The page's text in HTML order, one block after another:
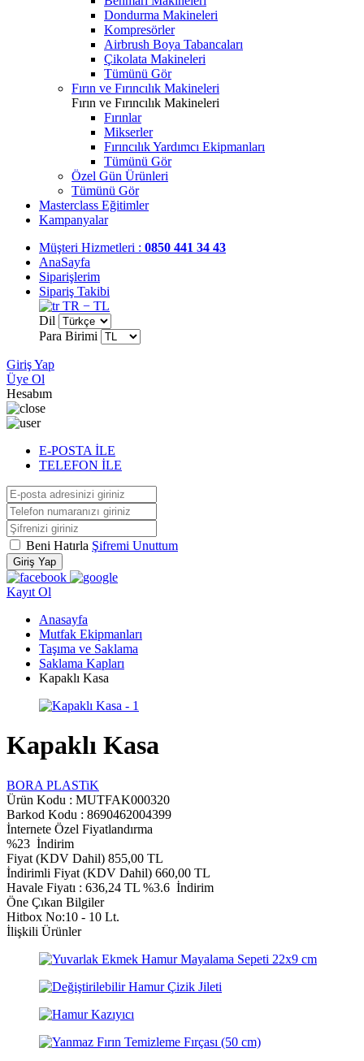
Dondurma Makineleri
Kompresörler
Airbrush Boya Tabancaları
Çikolata Makineleri
Tümünü Gör
Fırın ve Fırıncılık Makineleri
Fırın ve Fırıncılık Makineleri
Fırınlar
Mikserler
Fırıncılık Yardımcı Ekipmanları
Tümünü Gör
Özel Gün Ürünleri
Tümünü Gör
Masterclass Eğitimler
Kampanyalar
Müşteri Hizmetleri : 0850 441 34 43
AnaSayfa
Siparişlerim
Sipariş Takibi
TR − TL
Dil
Para Birimi
Giriş Yap
Üye Ol
Hesabım
E-POSTA İLE
TELEFON İLE
Beni Hatırla Şifremi Unuttum
Giriş Yap
Kayıt Ol
Anasayfa
Mutfak Ekipmanları
Taşıma ve Saklama
Saklama Kapları
Kapaklı Kasa
Kapaklı Kasa
BORA PLASTiK
Ürün Kodu : MUTFAK000320
Barkod Kodu : 8690462004399
İnternete Özel Fiyatlandırma
%23 İndirim
Fiyat (KDV Dahil) 855,00 TL
İndirimli Fiyat (KDV Dahil) 660,00 TL
Havale Fiyatı : 636,24 TL %3.6 İndirim
Öne Çıkan Bilgiler
Hitbox No:10 - 10 Lt.
İlişkili Ürünler